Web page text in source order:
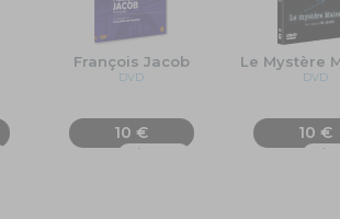
François Jacob
DVD
10 €
Ajouter
Le Mystère
DVD
10 €